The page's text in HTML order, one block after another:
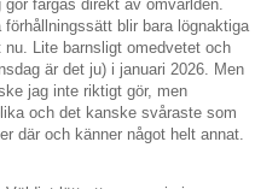
färgas direkt av omvärlden.
blir bara lögnaktiga
Lite barnsligt omedvetet och
är det ju) i januari 2026. Men
jag inte riktigt gör, men
och det kanske svåraste som
där och känner något helt annat.